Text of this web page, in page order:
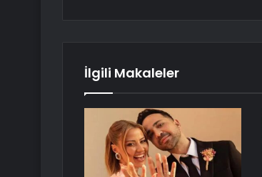
İlgili Makaleler